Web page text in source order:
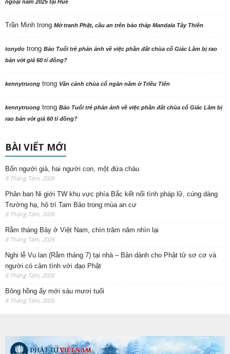
ngoại năm 2025 tại Huế
Trần Minh trong Mở tranh Phật, cầu an trên bảo tháp Mandala Tây Thiên
tonydo trong Báo Tuổi trẻ phản ảnh về việc phần đất chùa cổ Giác Lâm bị rao
bán với giá 60 tỉ đồng?
kennytruong trong Vãn cảnh chùa cổ ngàn năm ở Triều Tiên
kennytruong trong Báo Tuổi trẻ phản ảnh về việc phần đất chùa cổ Giác Lâm bị
rao bán với giá 60 tỉ đồng?
BÀI VIẾT MỚI
Bốn người già, hai người con, một đứa cháu
8 Tháng Tám, 2026
Phân ban Ni giới TW khu vực phía Bắc kết nối tình pháp lữ, cúng dàng
Trường hạ, hộ trì Tam Bảo trong mùa an cư
8 Tháng Tám, 2026
Rằm tháng Bảy ở Việt Nam, chín trăm năm nhìn lại
8 Tháng Tám, 2026
Nghi lễ Vu lan (Rằm tháng 7) tại nhà – Bản dành cho Phật tử sơ cơ và
người có cảm tình với đạo Phật
8 Tháng Tám, 2026
Bông hồng ấy mới sáu mươi tuổi
8 Tháng Tám, 2026